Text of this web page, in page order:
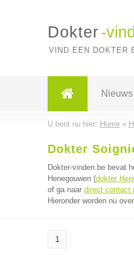
Dokter -
VIND EEN DOKTER
Nieuws
U bent nu hier: Home»
Dokter
Dokter-vinden.be bevat
Henegouwen (dokter
of ga naar direct contact
Hieronder worden nu
1